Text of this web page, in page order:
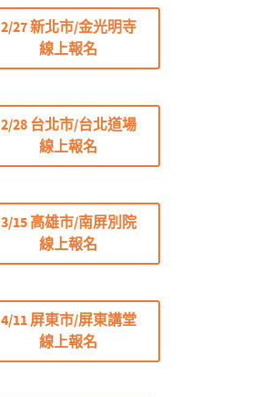
2/27 新北市/金光明寺
線上報名
2/28 台北市/台北道場
線上報名
3/15 高雄市/南屏別院
線上報名
4/11 屏東市/屏東講堂
線上報名